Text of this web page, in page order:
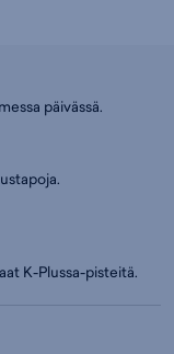
päivässä.
K-Plussa-pisteitä.